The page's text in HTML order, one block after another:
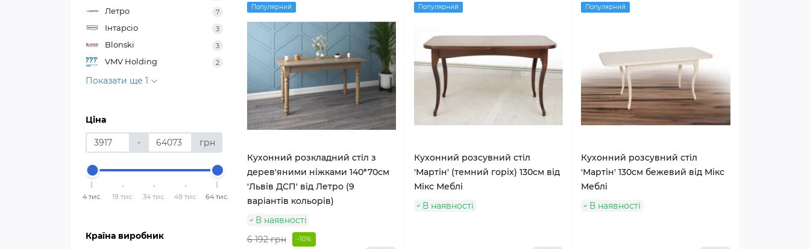
Летро 7
Інтарсіо 3
Blonski 3
VMV Holding 2
Показати ще 1
Ціна
- грн
4 тис. 19 тис. 34 тис. 49 тис. 64 тис.
Країна виробник
Популярний
Кухонний розкладний стіл з
дерев'яними ніжками 140*70см
'Львів ДСП' від Летро (9
варіантів кольорів)
В наявності
6 192 грн
-10%
Популярний
Кухонний розсувний стіл
'Мартін' (темний горіх) 130см від
Мікс Меблі
В наявності
Популярний
Кухонний розсувний стіл
'Мартін' 130см бежевий від Мікс
Меблі
В наявності